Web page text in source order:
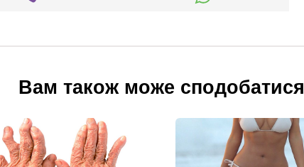
Вам також може сподобатися